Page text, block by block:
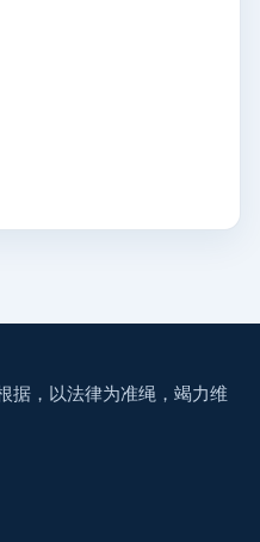
据，以法律为准绳，竭力维